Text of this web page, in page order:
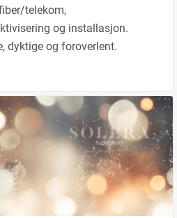
telekom,
og installasjon.
dyktige og foroverlent.